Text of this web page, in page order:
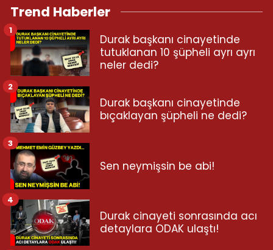
Trend Haberler
Durak başkanı cinayetinde
tutuklanan 10 şüpheli ayrı ayrı
neler dedi?
1
Durak başkanı cinayetinde
bıçaklayan şüpheli ne dedi?
2
Sen neymişsin be abi!
3
Durak cinayeti sonrasında acı
detaylara ODAK ulaştı!
4